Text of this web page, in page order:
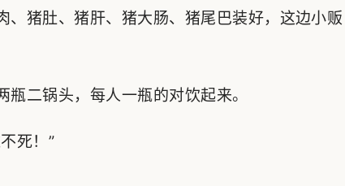
猪肚、猪肝、猪大肠、猪尾巴装好，这边小贩
二锅头，每人一瓶的对饮起来。
死！”